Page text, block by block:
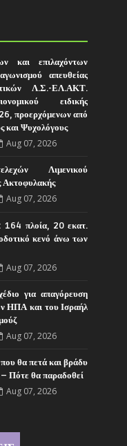
και επιλαχόντων
απευθείας
Λ.Σ.-ΕΛ.ΑΚΤ.
ειδικής
προερχόμενων από
και Ψυχολόγους
Aug 07, 2026
Λιμενικού
Ακτοφυλακής
Aug 07, 2026
164 πλοία, 20 εκατ.
κενό άνω των
Aug 07, 2026
για απαγόρευση
ΗΠΑ και του Ισραήλ
Aug 07, 2026
θα πετά και βράδυ
Πότε θα παραδοθεί
Aug 07, 2026